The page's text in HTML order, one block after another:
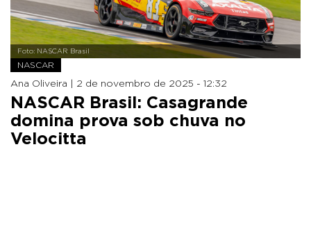
Foto: NASCAR Brasil
NASCAR
Ana Oliveira | 2 de novembro de 2025 - 12:32
NASCAR Brasil: Casagrande
domina prova sob chuva no
Velocitta